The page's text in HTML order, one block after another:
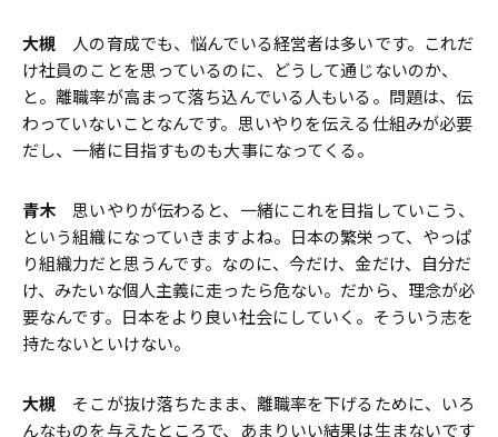
大槻 人の育成でも、悩んでいる経営者は多いです。これだ
け社員のことを思っているのに、どうして通じないのか、
と。離職率が高まって落ち込んでいる人もいる。問題は、伝
わっていないことなんです。思いやりを伝える仕組みが必要
だし、一緒に目指すものも大事になってくる。
青木 思いやりが伝わると、一緒にこれを目指していこう、
という組織になっていきますよね。日本の繁栄って、やっぱ
り組織力だと思うんです。なのに、今だけ、金だけ、自分だ
け、みたいな個人主義に走ったら危ない。だから、理念が必
要なんです。日本をより良い社会にしていく。そういう志を
持たないといけない。
大槻 そこが抜け落ちたまま、離職率を下げるために、いろ
んなものを与えたところで、あまりいい結果は生まないです